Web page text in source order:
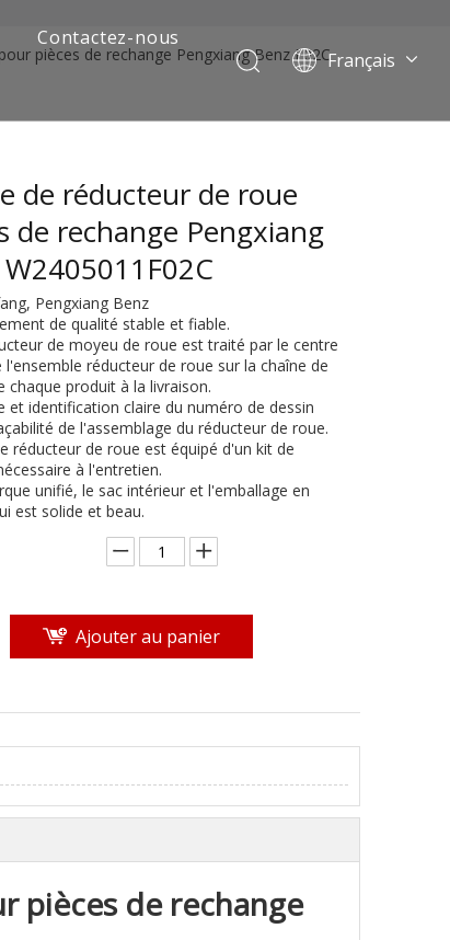
minier
Contactez-nous
Français
Pусский
pièces de rechange Pengxiang Benz F02C
de réducteur de roue
de rechange Pengxiang
Pengxiang Benz
de qualité stable et fiable.
de moyeu de roue est traité par le centre
l'ensemble réducteur de roue sur la chaîne de
chaque produit à la livraison.
et identification claire du numéro de dessin
de l'assemblage du réducteur de roue.
réducteur de roue est équipé d'un kit de
à l'entretien.
unifié, le sac intérieur et l'emballage en
est solide et beau.
Ajouter au panier
pièces de rechange